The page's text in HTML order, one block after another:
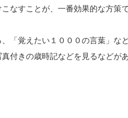
なすことが、一番効果的な方策で
「覚えたい１０００の言葉」な
付きの歳時記などを見るなどがあ